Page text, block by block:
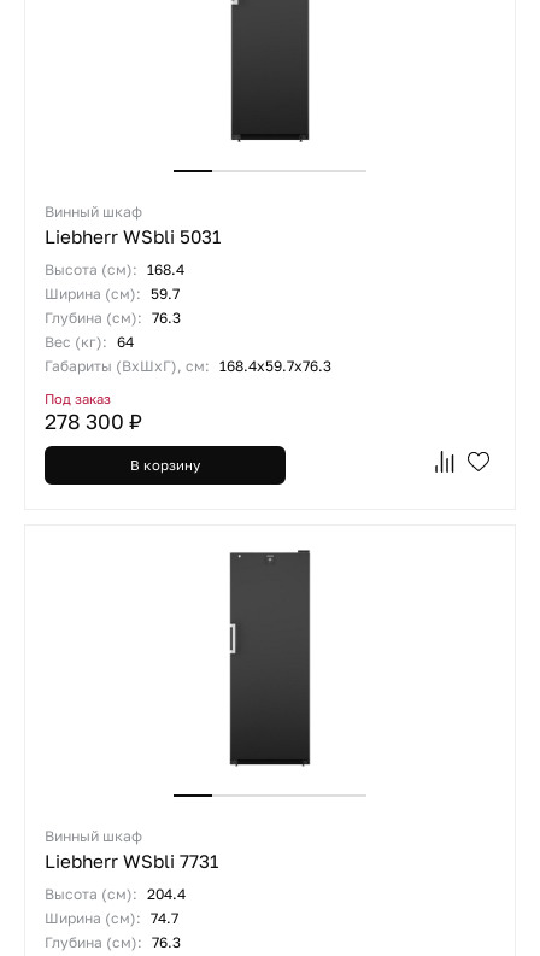
Винный шкаф
Liebherr WSbli 5031
Высота (см): 168.4
Ширина (см): 59.7
Глубина (см): 76.3
Вес (кг): 64
Габариты (ВхШхГ), см: 168.4х59.7х76.3
Под заказ
278 300 ₽
В корзину
Винный шкаф
Liebherr WSbli 7731
Высота (см): 204.4
Ширина (см): 74.7
Глубина (см): 76.3